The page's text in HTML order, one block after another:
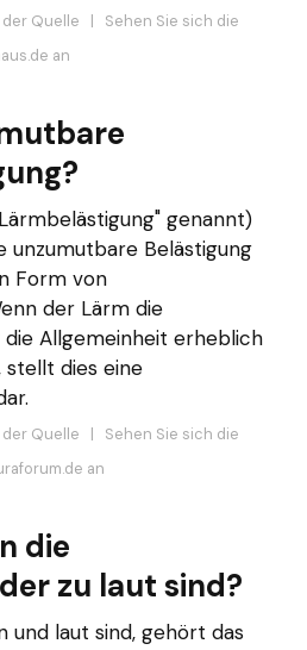
Quelle | Sehen Sie sich die
an
genannt)
unzumutbare Belästigung
Form von
der Lärm die
Allgemeinheit erheblich
dies eine
Quelle | Sehen Sie sich die
an
die
zu laut sind?
und laut sind, gehört das